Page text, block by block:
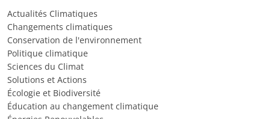
Actualités Climatiques
Changements climatiques
Conservation de l'environnement
Politique climatique
Sciences du Climat
Solutions et Actions
Écologie et Biodiversité
Éducation au changement climatique